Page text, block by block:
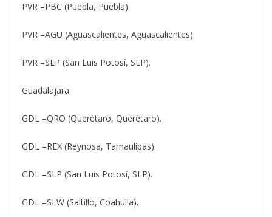
PVR –PBC (Puebla, Puebla).
PVR –AGU (Aguascalientes, Aguascalientes).
PVR –SLP (San Luis Potosí, SLP).
Guadalajara
GDL –QRO (Querétaro, Querétaro).
GDL –REX (Reynosa, Tamaulipas).
GDL –SLP (San Luis Potosí, SLP).
GDL –SLW (Saltillo, Coahuila).